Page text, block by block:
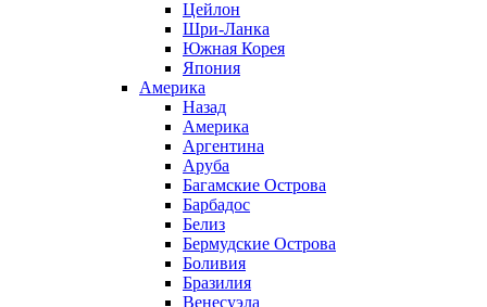
Цейлон
Шри-Ланка
Южная Корея
Япония
Америка
Назад
Америка
Аргентина
Аруба
Багамские Острова
Барбадос
Белиз
Бермудские Острова
Боливия
Бразилия
Венесуэла